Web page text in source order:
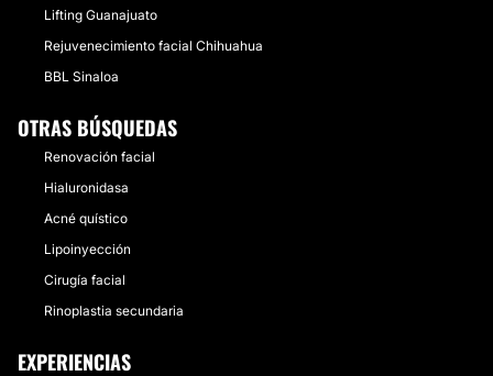
Lifting Guanajuato
Rejuvenecimiento facial Chihuahua
BBL Sinaloa
OTRAS BÚSQUEDAS
Renovación facial
Hialuronidasa
Acné quístico
Lipoinyección
Cirugía facial
Rinoplastia secundaria
EXPERIENCIAS